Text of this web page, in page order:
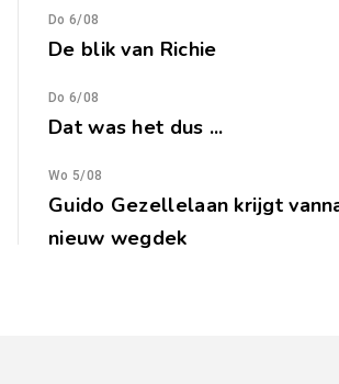
Do 6/08
De blik van Richie
Do 6/08
Dat was het dus ...
Wo 5/08
Guido Gezellelaan krijgt
nieuw wegdek